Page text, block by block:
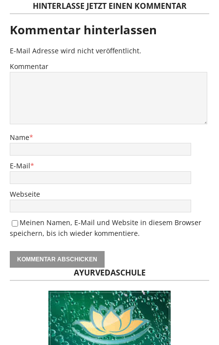
HINTERLASSE JETZT EINEN KOMMENTAR
Kommentar hinterlassen
E-Mail Adresse wird nicht veröffentlicht.
Kommentar
Name*
E-Mail*
Webseite
Meinen Namen, E-Mail und Website in diesem Browser
speichern, bis ich wieder kommentiere.
AYURVEDASCHULE